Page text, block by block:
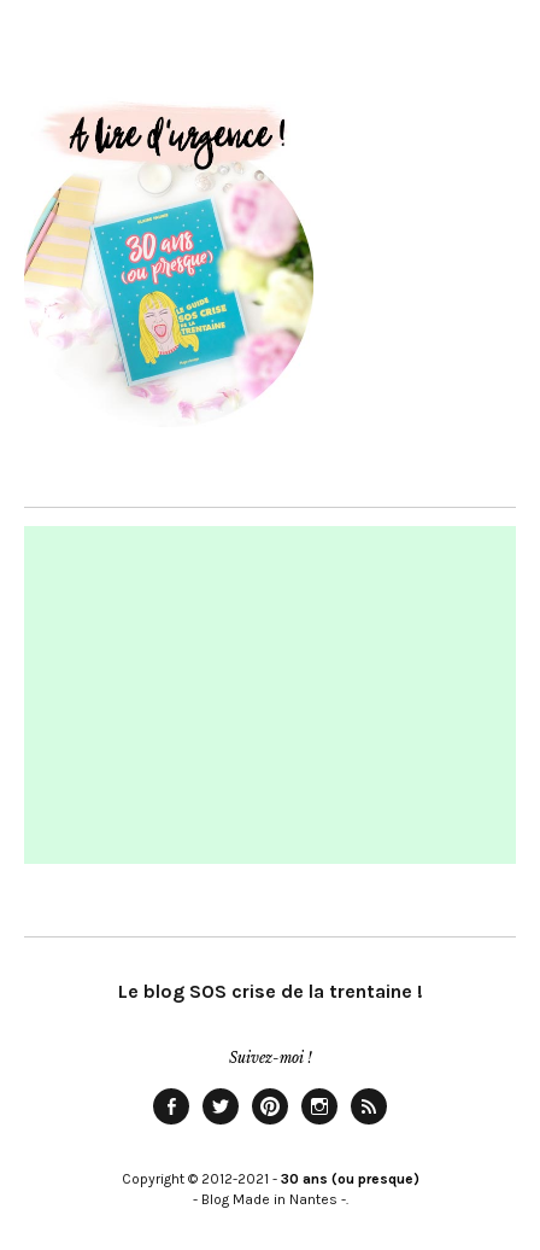
Le blog SOS crise de la trentaine !
Suivez-moi !
Copyright © 2012-2021 - 30 ans (ou presque)
- Blog Made in Nantes -